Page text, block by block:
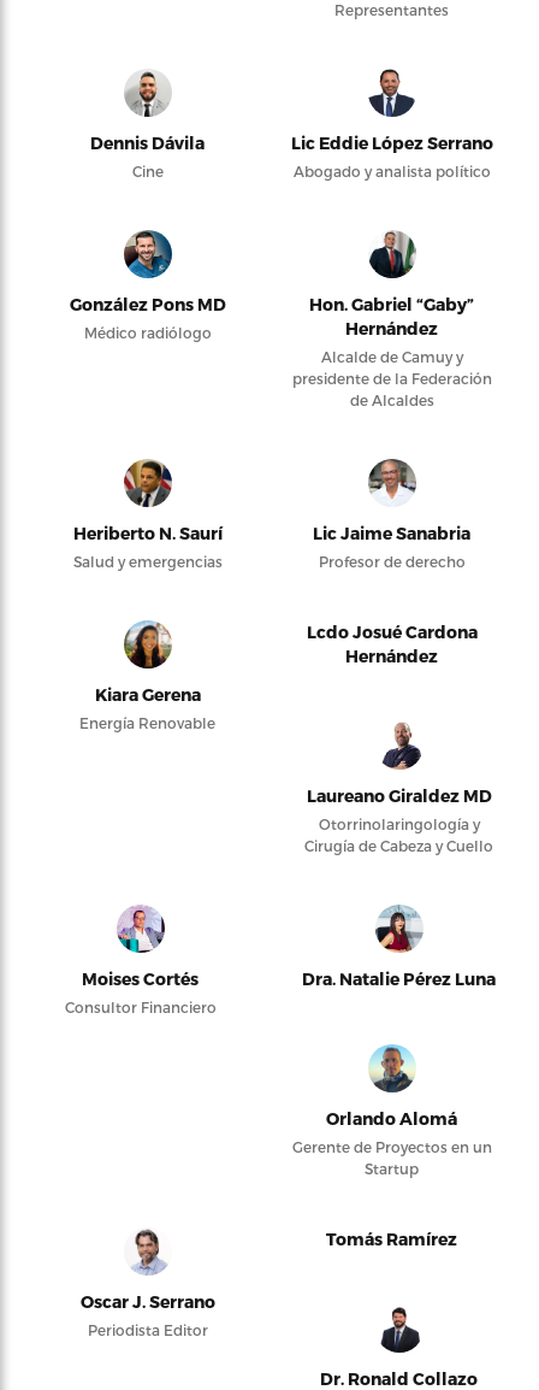
Representantes
Dennis Dávila
Cine
Lic Eddie López Serrano
Abogado y analista político
González Pons MD
Médico radiólogo
Hon. Gabriel “Gaby”
Hernández
Alcalde de Camuy y
presidente de la Federación
de Alcaldes
Heriberto N. Saurí
Salud y emergencias
Lic Jaime Sanabria
Profesor de derecho
Kiara Gerena
Energía Renovable
Lcdo Josué Cardona
Hernández
Laureano Giraldez MD
Otorrinolaringología y
Cirugía de Cabeza y Cuello
Moises Cortés
Consultor Financiero
Dra. Natalie Pérez Luna
Orlando Alomá
Gerente de Proyectos en un
Startup
Oscar J. Serrano
Periodista Editor
Tomás Ramírez
Dr. Ronald Collazo